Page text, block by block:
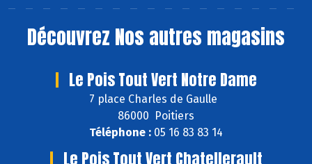
Découvrez Nos autres magasins
Le Pois Tout Vert Notre Dame
7 place Charles de Gaulle
86000 Poitiers
Téléphone : 05 16 83 83 14
Le Pois Tout Vert Chatellerault